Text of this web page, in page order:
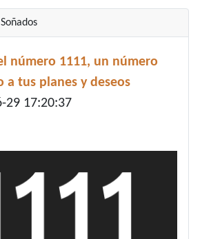
número 1111, un número
a tus planes y deseos
29 17:20:37